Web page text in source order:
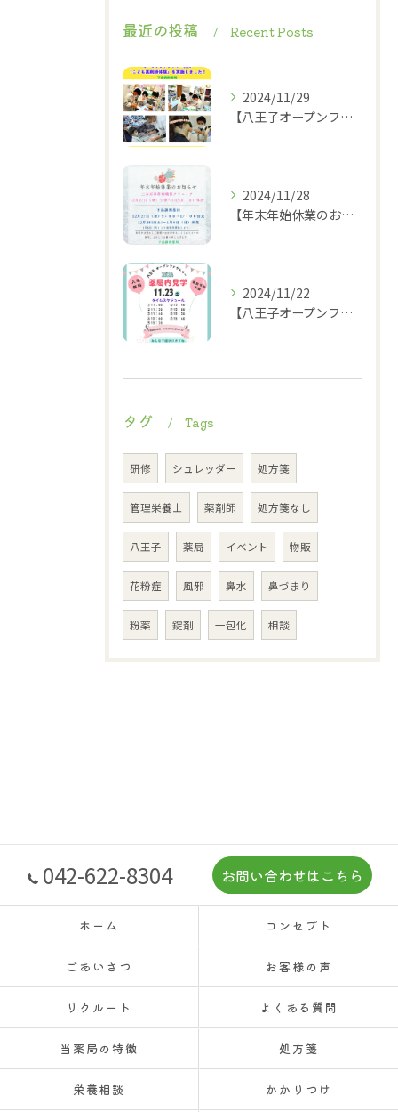
最近の投稿 Recent Posts
2024/11/29
【八王子オープンファクトリー2024】2024.11.23
2024/11/28
【年末年始休業のお知らせ】
2024/11/22
【八王子オープンファクトリー薬局内見学タイムスケジュール】
タグ Tags
研修 シュレッダー 処方箋
管理栄養士 薬剤師 処方箋なし
八王子 薬局 イベント 物販
花粉症 風邪 鼻水 鼻づまり
粉薬 錠剤 一包化 相談
042-622-8304 お問い合わせはこちら
ホーム コンセプト
ごあいさつ お客様の声
リクルート よくある質問
当薬局の特徴 処方箋
栄養相談 かかりつけ